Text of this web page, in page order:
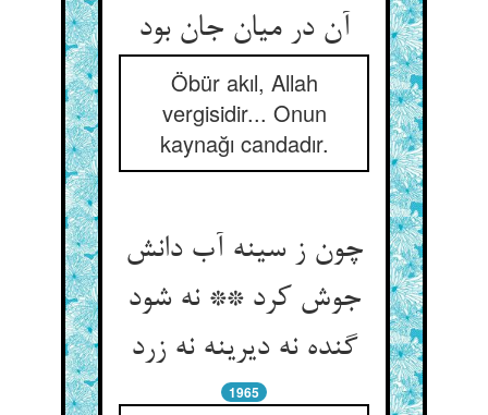
آن در میان جان بود
Öbür akıl, Allah
vergisidir... Onun
kaynağı candadır.
چون ز سینه آب دانش
جوش کرد ** نه شود
گنده نه دیرینه نه زرد
1965